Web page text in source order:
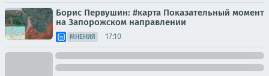
Борис Первушин: #карта Показательный момент
на Запорожском направлении
МНЕНИЯ 17:10